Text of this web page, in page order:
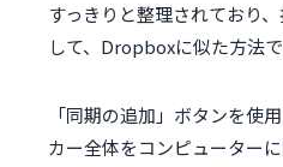
すっきりと整理されており
して、Dropboxに似た方法
「同期の追加」ボタンを使
カー全体をコンピューター